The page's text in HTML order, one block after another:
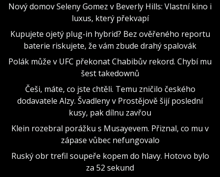
Nový domov Seleny Gomez v Beverly Hills: Vlastní kino i
luxus, který překvapí
Kupujete ojetý plug-in hybrid? Bez ověřeného reportu
baterie riskujete, že vám zbude drahý spalovák
Polák může v UFC překonat Chabibův rekord. Chybí mu
šest takedownů
Češi, máte, co jste chtěli. Temu zničilo českého
dodavatele Alzy. Švadleny v Prostějově šijí poslední
kusy, pak dílnu zavřou
Klein rozebral porážku s Musayevem. Přiznal, co mu v
zápase vůbec nefungovalo
Ruský obr trefil soupeře kopem do hlavy. Hotovo bylo
za 52 sekund